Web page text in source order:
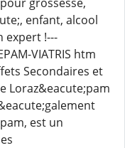
enfant, alcool
expert !---
VIATRIS htm
Secondaires et
Loraz&eacute;pam
est un